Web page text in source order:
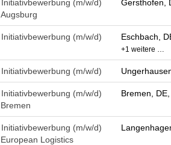
Initiativbewerbung (m/w/d)
Augsburg
Gersthofen,
Initiativbewerbung (m/w/d) Eschbach,
+1 weitere …
Initiativbewerbung (m/w/d)
Initiativbewerbung (m/w/d)
Bremen
Bremen,
Initiativbewerbung (m/w/d)
European Logistics